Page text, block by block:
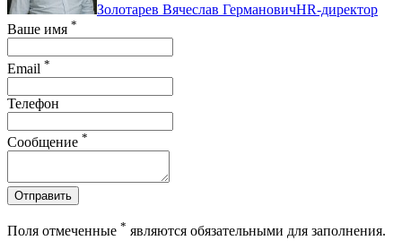
Золотарев Вячеслав ГермановичHR-директор
Ваше имя *
Email *
Телефон
Сообщение *
Отправить
Поля отмеченные * являются обязательными для заполнения.